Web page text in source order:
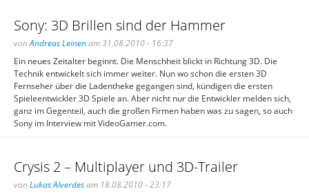
Sony: 3D Brillen sind der Hammer
vonAndreas Leinenam 31.08.2010 - 16:37
Ein neues Zeitalter beginnt. Die Menschheit blickt in Richtung 3D. Die
Technik entwickelt sich immer weiter. Nun wo schon die ersten 3D
Fernseher über die Ladentheke gegangen sind, kündigen die ersten
Spieleentwickler 3D Spiele an. Aber nicht nur die Entwickler melden sich,
ganz im Gegenteil, auch die großen Firmen haben was zu sagen, so auch
Sony im Interview mit VideoGamer.com.
Crysis 2 – Multiplayer und 3D-Trailer
von Lukas Alverdesam 18.08.2010 - 23:17